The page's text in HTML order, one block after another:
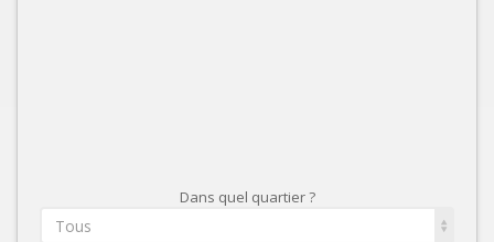
Dans quel quartier ?
Tous